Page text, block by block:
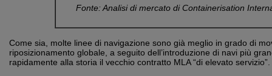
Fonte: Analisi di mercato di Containerisation
Come sia, molte linee di navigazione sono già meglio in grado di
riposizionamento globale, a seguito dell’introduzione di navi più
rapidamente alla storia il vecchio contratto MLA “di elevato servizio”.